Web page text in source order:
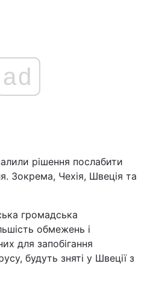
ad
рішення послабити
Зокрема, Чехія, Швеція та
громадська
обмежень і
для запобігання
будуть зняті у Швеції з